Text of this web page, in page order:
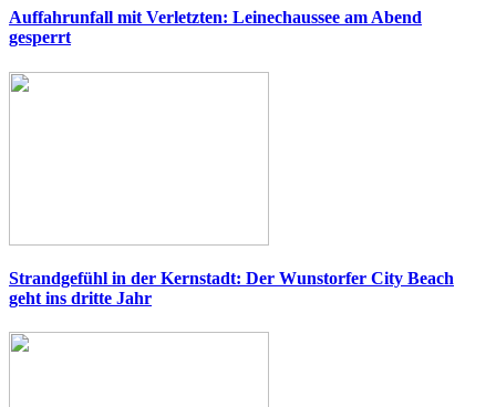
Auffahrunfall mit Verletzten: Leinechaussee am Abend
gesperrt
Strandgefühl in der Kernstadt: Der Wunstorfer City Beach
geht ins dritte Jahr